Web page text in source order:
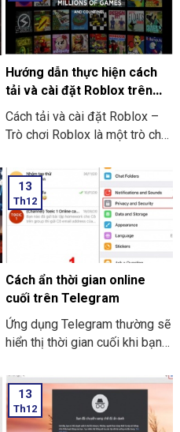
Hướng dẫn thực hiện cách
tải và cài đặt Roblox trên
máy tính thật đơn giản
Cách tải và cài đặt Roblox –
Trò chơi Roblox là một trò chơi
bước vào thế giới trò chơi ảo
và trải nghiệm không gian vô
cùng mới lạ trên máy tính của
mình. Hôm nay THIÊN SƠN
COMPUTER sẽ chia sẻ với
bạn cách hướng dẫn thực hiện
cách tải và cài đặt Roblox trên
máy tính thật đơn giản.
13
Th12
Cách ẩn thời gian online
cuối trên Telegram
Ứng dụng Telegram thường sẽ
hiển thị thời gian cuối khi bạn
có thể ẩn thông tin này với các
thao tác đơn giản. Hãy cùng
THIÊN SƠN Computer tìm hiểu
13
Th12